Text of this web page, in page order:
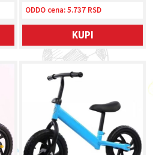
ODDO cena:5.737 RSD
KUPI